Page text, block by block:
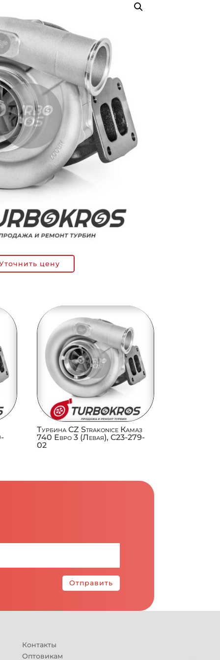
цену
Турбина CZ Strakonice Камаз
740 Евро 3 (Левая), C23-279-
02
Отправить
Контакты
Оптовикам